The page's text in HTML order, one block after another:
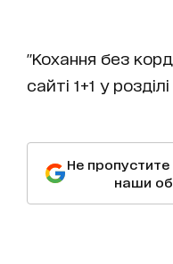
"Кохання без
сайті 1+1 у
Не
наши